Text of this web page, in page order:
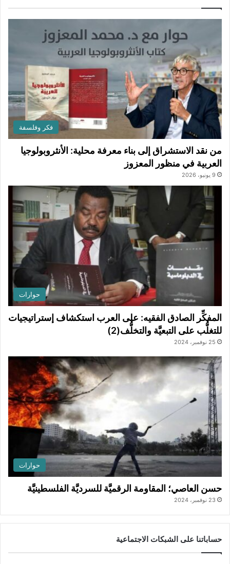
فكر وفلسفة
من نقد الاستشراق إلى بناء معرفة محلية: الأنثروبولوجيا
العربية في منظور المعزوز
9 يونيو، 2026
حوارات
المفكِّر الصادق الفقيه: على العرب استكشاف إستراتيجيات
للتغلُّب على التبعيَّة والتخلُّف(2)
25 نوفمبر، 2024
حوارات
حسن العاصي؛ المقاومة الرقميَّة للسرديَّة الفلسطينيَّة
23 نوفمبر، 2024
حساباتنا على الشبكات الاجتماعية